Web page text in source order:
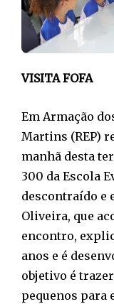
VISITA FOFA
Em Armação
Martins (REP)
manhã desta
300 da Escola
descontraído e
Oliveira, que
encontro,
anos e é
objetivo é
pequenos para